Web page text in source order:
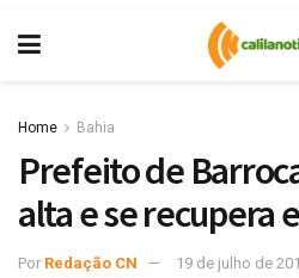
Home Bahia
Prefeito de
alta e se recupera
Por Redação CN 19 de julho de